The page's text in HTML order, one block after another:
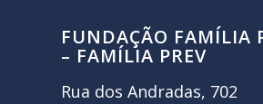
FUNDAÇÃO FAMÍLIA
– FAMÍLIA PREV
Rua dos Andradas, 702